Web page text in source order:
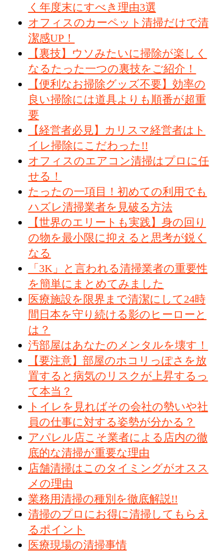
く年度末にすべき理由3選
オフィスのカーペット清掃だけで清
潔感UP！
【裏技】ウソみたいに掃除が楽しく
なるたった一つの裏技をご紹介！
【便利なお掃除グッズ不要】効率の
良い掃除には道具よりも順番が超重
要
【経営者必見】カリスマ経営者はト
イレ掃除にこだわった!!
オフィスのエアコン清掃はプロに任
せる！
たったの一項目！初めての利用でも
ハズレ清掃業者を見破る方法
【世界のエリートも実践】身の回り
の物を最小限に抑えると思考が鋭く
なる
「3K」と言われる清掃業者の重要性
を簡単にまとめてみました
医療施設を限界まで清潔にして24時
間日本を守り続ける影のヒーローと
は？
汚部屋はあなたのメンタルを壊す！
【要注意】部屋のホコリっぽさを放
置すると病気のリスクが上昇するっ
て本当？
トイレを見ればその会社の勢いや社
員の仕事に対する姿勢が分かる？
アパレル店こそ業者による店内の徹
底的な清掃が重要な理由
店舗清掃はこのタイミングがオスス
メの理由
業務用清掃の種別を徹底解説!!
清掃のプロにお得に清掃してもらえ
るポイント
医療現場の清掃事情